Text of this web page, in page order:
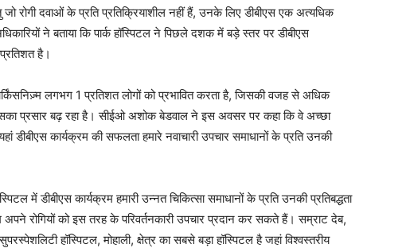
रोगी दवाओं के प्रति प्रतिक्रियाशील नहीं हैं, उनके लिए डीबीएस एक अत्यधिक
ने बताया कि पार्क हॉस्पिटल ने पिछले दशक में बड़े स्तर पर डीबीएस
है।
लगभग 1 प्रतिशत लोगों को प्रभावित करता है, जिसकी वजह से अधिक
प्रसार बढ़ रहा है। सीईओ अशोक बेडवाल ने इस अवसर पर कहा कि वे अच्छा
डीबीएस कार्यक्रम की सफलता हमारे नवाचारी उपचार समाधानों के प्रति उनकी
में डीबीएस कार्यक्रम हमारी उन्नत चिकित्सा समाधानों के प्रति उनकी प्रतिबद्धता
रोगियों को इस तरह के परिवर्तनकारी उपचार प्रदान कर सकते हैं। सम्राट देब,
हॉस्पिटल, मोहाली, क्षेत्र का सबसे बड़ा हॉस्पिटल है जहां विश्वस्तरीय